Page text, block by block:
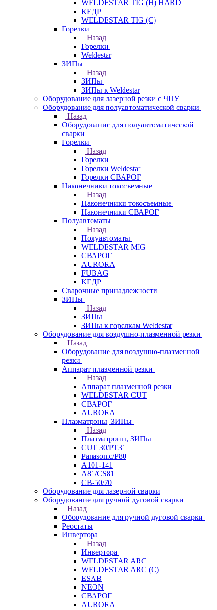
WELDESTAR TIG (H) HARD
КЕДР
WELDESTAR TIG (С)
Горелки
Назад
Горелки
Weldestar
ЗИПы
Назад
ЗИПы
ЗИПы к Weldestar
Оборудование для лазерной резки с ЧПУ
Оборудование для полуавтоматической сварки
Назад
Оборудование для полуавтоматической
сварки
Горелки
Назад
Горелки
Горелки Weldestar
Горелки СВАРОГ
Наконечники токосъемные
Назад
Наконечники токосъемные
Наконечники СВАРОГ
Полуавтоматы
Назад
Полуавтоматы
WELDESTAR MIG
СВАРОГ
AURORA
FUBAG
КЕДР
Сварочные принадлежности
ЗИПы
Назад
ЗИПы
ЗИПы к горелкам Weldestar
Оборудование для воздушно-плазменной резки
Назад
Оборудование для воздушно-плазменной
резки
Аппарат плазменной резки
Назад
Аппарат плазменной резки
WELDESTAR CUT
СВАРОГ
AURORA
Плазматроны, ЗИПы
Назад
Плазматроны, ЗИПы
CUT 30/PT31
Panasonic/P80
А101-141
А81/CS81
СВ-50/70
Оборудование для лазерной сварки
Оборудование для ручной дуговой сварки
Назад
Оборудование для ручной дуговой сварки
Реостаты
Инвертора
Назад
Инвертора
WELDESTAR ARC
WELDESTAR ARC (С)
ESAB
NEON
СВАРОГ
AURORA